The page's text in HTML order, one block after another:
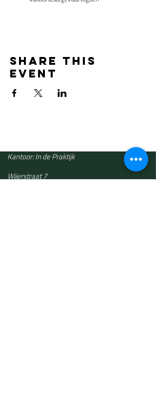
Share this
event
Kantoor: In de Praktijk
Wijerstraat 7